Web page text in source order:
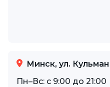
Минск, ул.
Пн–Вс: с 9:00 до 21:00